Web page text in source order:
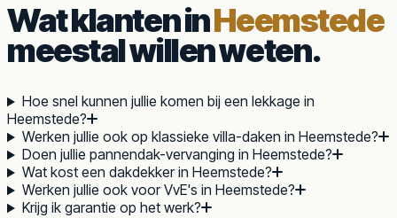
Wat klanten inHeemstede
meestal willen weten.
Hoe snel kunnen jullie komen bij een lekkage in
Heemstede?
Werken jullie ook op klassieke villa-daken in Heemstede?
Doen jullie pannendak-vervanging in Heemstede?
Wat kost een dakdekker in Heemstede?
Werken jullie ook voor VvE's in Heemstede?
Krijg ik garantie op het werk?